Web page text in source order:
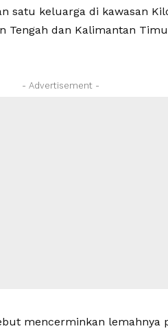
satu keluarga di kawasan
Tengah dan Kalimantan
- Advertisement -
mencerminkan lemahnya